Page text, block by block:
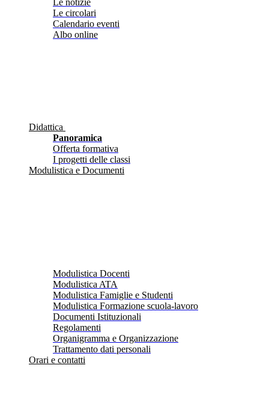
Le notizie
Le circolari
Calendario eventi
Albo online
Didattica
Panoramica
Offerta formativa
I progetti delle classi
Modulistica e Documenti
Modulistica Docenti
Modulistica ATA
Modulistica Famiglie e Studenti
Modulistica Formazione scuola-lavoro
Documenti Istituzionali
Regolamenti
Organigramma e Organizzazione
Trattamento dati personali
Orari e contatti